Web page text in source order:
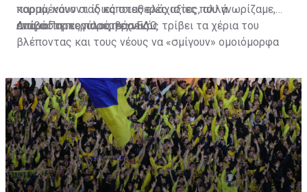
κορμό, κάνοντας κάποιες ελάχιστες, αλλά
απαραίτητες παρεμβάσεις.
παραμένουν οι ίδιες σταθερές αξίες που γνωρίζαμε,
ενώ ο Πορτογάλος τεχνικός τρίβει τα χέρια του
βλέποντας και τους νέους να «σμίγουν» ομοιόμορφα
Διαβάστε περισσότεραΕΔΩ.